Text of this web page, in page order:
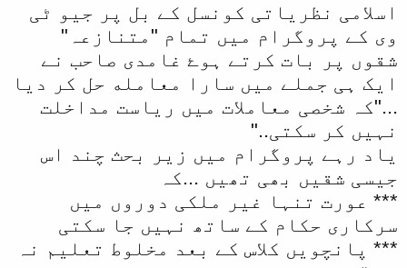
اسلامی نظریاتی کونسل کے بل پر جیو ٹی
وی کے پروگرام میں تمام "متنازعہ"
شقوں پر بات کرتے ہوۓ غامدی صاحب نے
ایک ہی جملے میں سارا معامله حل کر دیا
..."کہ شخصی معاملات میں ریاست مداخلت
نہیں کر سکتی.."
یاد رہے پروگرام میں زیر بحث چند اس
جیسی شقیں بھی تھیں ...کہ
*** عورت تنہا غیر ملکی دوروں میں
سرکاری حکام کے ساتھ نہیں جا سکتی
*** پانچویں کلاس کے بعد مخلوط تعلیم نہ